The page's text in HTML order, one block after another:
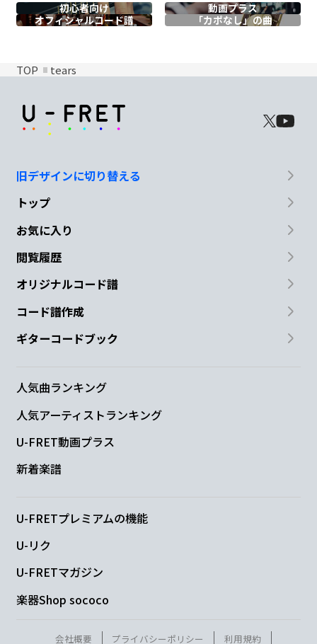
初心者向け
動画プラス
オフィシャルコード譜 「カポなし」の曲
TOP tears
旧デザインに切り替える
トップ
お気に入り
閲覧履歴
オリジナルコード譜
コード譜作成
ギターコードブック
人気曲ランキング
人気アーティストランキング
U-FRET動画プラス
新着楽譜
U-FRETプレミアムの機能
U-リク
U-FRETマガジン
楽器Shop sococo
会社概要 プライバシーポリシー 利用規約